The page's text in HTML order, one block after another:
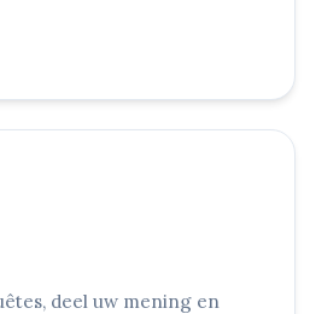
deel uw mening en